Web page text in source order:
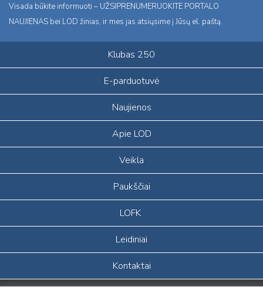
Visada būkite informuoti – UŽSIPRENUMERUOKITE PORTALO
NAUJIENAS bei LOD žinias, ir mes jas atsiųsime į Jūsų el. paštą.
Klubas 250
E-parduotuvė
Naujienos
Apie LOD
Veikla
Paukščiai
LOFK
Leidiniai
Kontaktai